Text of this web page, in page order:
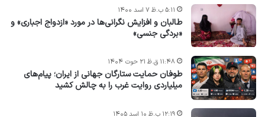
طالبان و افزایش نگرانی‌ها در مورد «ازدواج اجباری» و
«بردگی جنسی»
۵:۱۱ ب.ظ ۷ اسد ۱۴۰۰
طوفان حمایت ستارگان جهانی از ایران؛ پیام‌های
میلیاردی روایت غرب را به چالش کشید
۱۱:۴۸ ق.ظ ۲۱ حوت ۱۴۰۴
۱۲:۱۹ ب.ظ ۱۰ اسد ۱۴۰۵